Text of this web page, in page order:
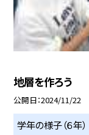
地層を作ろう
公開日 2024/11/22
学年の様子（６年）